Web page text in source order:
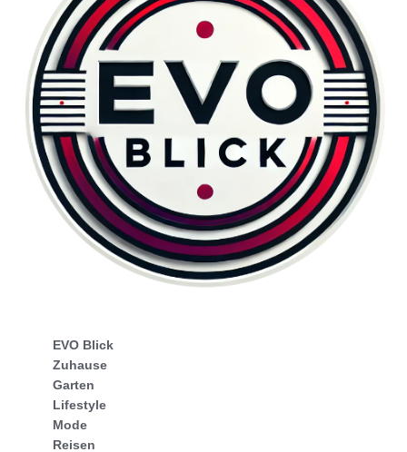
EVO Blick
Zuhause
Garten
Lifestyle
Mode
Reisen